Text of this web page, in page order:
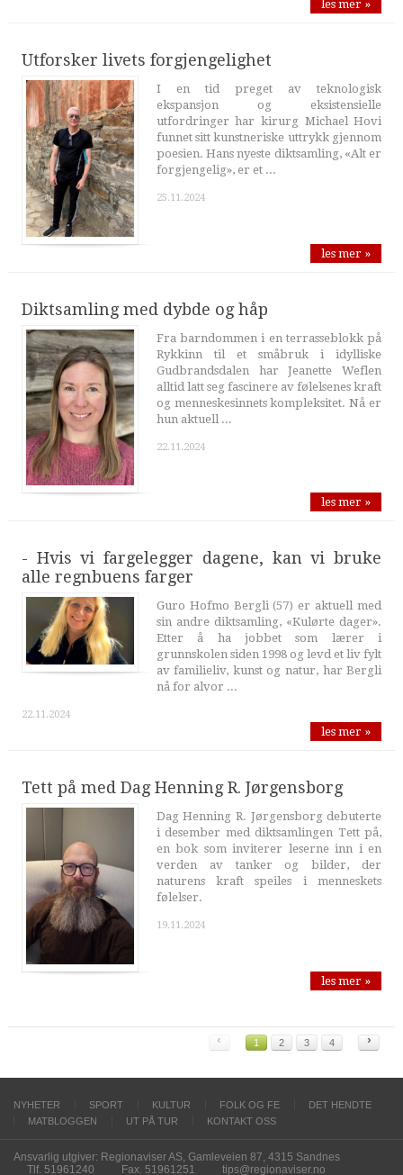
les mer »
Utforsker livets forgjengelighet
I en tid preget av teknologisk
ekspansjon og eksistensielle
utfordringer har kirurg Michael Hovi
funnet sitt kunstneriske uttrykk gjennom
poesien. Hans nyeste diktsamling, «Alt er
forgjengelig», er et ...
25.11.2024
les mer »
Diktsamling med dybde og håp
Fra barndommen i en terrasseblokk på
Rykkinn til et småbruk i idylliske
Gudbrandsdalen har Jeanette Weflen
alltid latt seg fascinere av følelsenes kraft
og menneskesinnets kompleksitet. Nå er
hun aktuell ...
22.11.2024
les mer »
- Hvis vi fargelegger dagene, kan vi bruke
alle regnbuens farger
Guro Hofmo Bergli (57) er aktuell med
sin andre diktsamling, «Kulørte dager».
Etter å ha jobbet som lærer i
grunnskolen siden 1998 og levd et liv fylt
av familieliv, kunst og natur, har Bergli
nå for alvor ...
22.11.2024
les mer »
Tett på med Dag Henning R. Jørgensborg
Dag Henning R. Jørgensborg debuterte
i desember med diktsamlingen Tett på,
en bok som inviterer leserne inn i en
verden av tanker og bilder, der
naturens kraft speiles i menneskets
følelser.
19.11.2024
les mer »
‹ 1 2 3 4 ›
NYHETER SPORT KULTUR FOLK OG FE
DET HENDTE
MATBLOGGEN
UT PÅ TUR KONTAKT OSS
Ansvarlig utgiver: Regionaviser AS, Gamleveien 87, 4315 Sandnes
Tlf. 51961240
Fax. 51961251 tips@regionaviser.no